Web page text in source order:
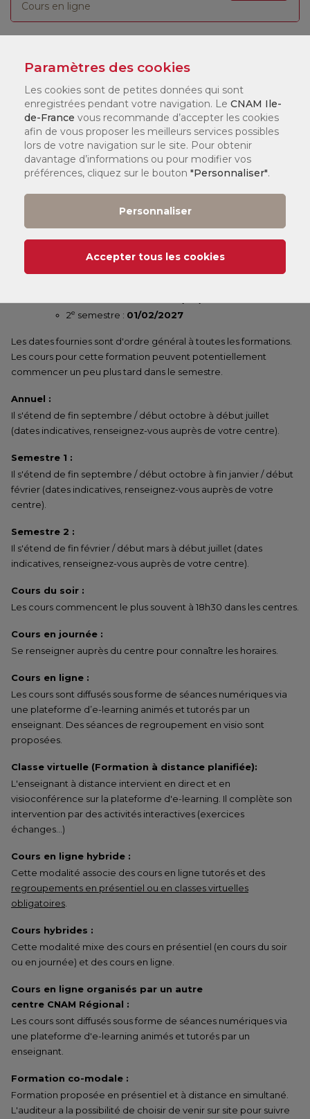
Cours en ligne
LÉGENDE :
Tarif (1):
Vous pouvez consulter nos tarifsici.
Selon votre statut, il existe différents dispositifs de financement
qui peuvent financer jusqu'à 100 % de votre formation. Nos
chargés de formation en centre vous accompagneront pour
constituer votre dossier.
Île-de-France :
semestre et annuel :14/09/2026
2e semestre : 01/02/2027
Les dates fournies sont d'ordre général à toutes les formations.
Les cours pour cette formation peuvent potentiellement
commencer un peu plus tard dans le semestre.
Annuel :
Il s'étend de fin septembre / début octobre à début juillet
(dates indicatives, renseignez-vous auprès de votre centre).
Semestre 1 :
Il s'étend de fin septembre / début octobre à fin janvier / début
février (dates indicatives, renseignez-vous auprès de votre
centre).
Semestre 2 :
Il s'étend de fin février / début mars à début juillet (dates
indicatives, renseignez-vous auprès de votre centre).
Cours du soir :
Les cours commencent le plus souvent à 18h30 dans les centres.
Cours en journée :
Se renseigner auprès du centre pour connaître les horaires.
Cours en ligne :
Les cours sont diffusés sous forme de séances numériques via
une plateforme d’e-learning animés et tutorés par un
enseignant. Des séances de regroupement en visio sont
proposées.
Classe virtuelle (Formation à distance planifiée):
L'enseignant à distance intervient en direct et en
visioconférence sur la plateforme d'e-learning. Il complète son
intervention par des activités interactives (exercices
échanges…)
Cours en ligne hybride :
Cette modalité associe des cours en ligne tutorés et des
regroupements en présentiel ou en classes virtuelles
obligatoires
Cours hybrides :
Cette modalité mixe des cours en présentiel (en cours du soir
ou en journée) et des cours en ligne.
Cours en ligne organisés par un autre
centre CNAM Régional :
Les cours sont diffusés sous forme de séances numériques via
une plateforme d'e-learning animés et tutorés par un
enseignant.
Formation co-modale :
Formation proposée en présentiel et à distance en simultané.
L'auditeur a la possibilité de choisir de venir sur site pour suivre
Paramètres des cookies
Les cookies sont de petites données qui sont
enregistrées pendant votre navigation. Le CNAM Ile-
de-France vous recommande d’accepter les cookies
afin de vous proposer les meilleurs services possibles
lors de votre navigation sur le site. Pour obtenir
davantage d’informations ou pour modifier vos
préférences, cliquez sur le bouton "Personnaliser".
Personnaliser
Accepter tous les cookies